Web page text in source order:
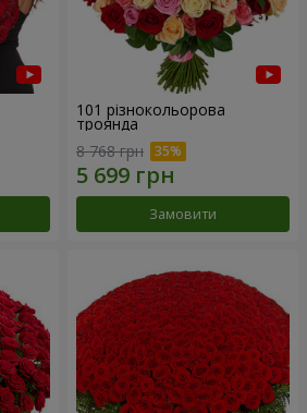
101 різнокольорова
троянда
8 768 грн
Замовити